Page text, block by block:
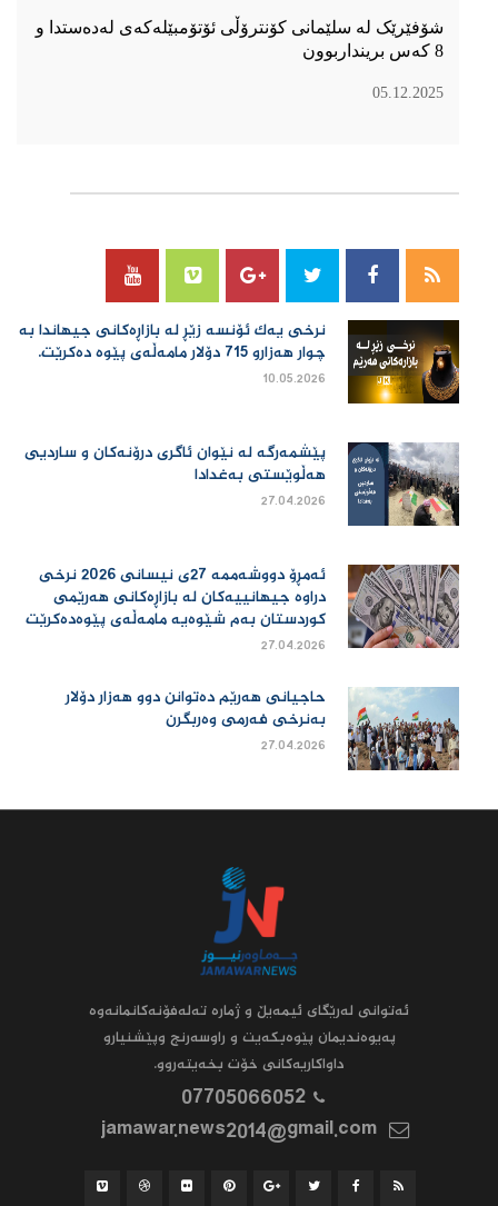
شۆفێرێک لە سلێمانی کۆنترۆڵی ئۆتۆمبێلەکەی لەدەستدا و
8 کەس برینداربوون
05.12.2025
نرخی یەك ئۆنسە زێڕ لە بازاڕەكانی جیهاندا بە
چوار هەزارو 715 دۆلار مامەڵەی پێوە دەكرێت.
10.05.2026
پێشمەرگە لە نێوان ئاگری درۆنەکان و ساردیی
هەڵوێستی بەغدادا
27.04.2026
ئەمڕۆ دووشەممە 27ی نیسانی 2026 نرخی
دراوە جیهانییەكان لە بازاڕەكانی هەرێمی
كوردستان بەم شێوەیە مامەڵەی پێوەدەكرێت
27.04.2026
حاجیانی هەرێم دەتوانن دوو هەزار دۆلار
بەنرخی فەرمی وەربگرن
27.04.2026
ئه‌توانى له‌رێگاى ئیمه‌یڵ و ژماره‌ ته‌له‌فۆنه‌کانمانه‌وه‌
په‌یوه‌ندیمان پێوه‌بکه‌یت و راوسه‌رنج وپێشنیارو
داواکاریه‌کانى خۆت بخه‌یته‌روو.
07705066052
jamawar.news2014@gmail.com